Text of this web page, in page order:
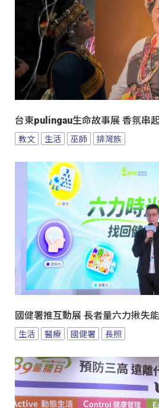
台東pulingau生命故事展 香氛串
教文 生活 巫師 排灣族
國健署推互動展 長者量六力揪失
生活 醫療 國健署 長照